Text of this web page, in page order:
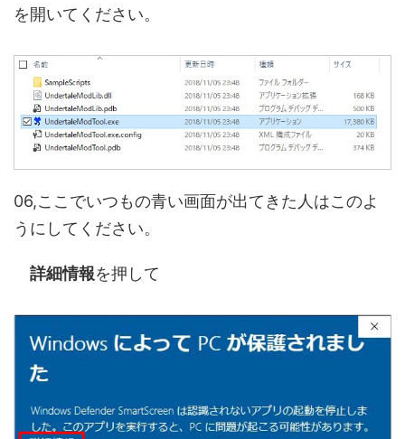
を開いてください。
06,ここでいつもの青い画面が出てきた人はこのよ
うにしてください。
詳細情報を押して